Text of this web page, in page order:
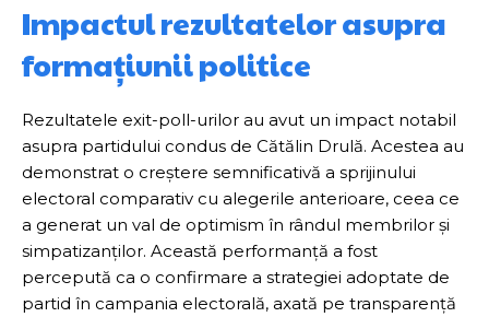
Impactul rezultatelor asupra
formațiunii politice
Rezultatele exit-poll-urilor au avut un impact notabil
asupra partidului condus de Cătălin Drulă. Acestea au
demonstrat o creștere semnificativă a sprijinului
electoral comparativ cu alegerile anterioare, ceea ce
a generat un val de optimism în rândul membrilor și
simpatizanților. Această performanță a fost
percepută ca o confirmare a strategiei adoptate de
partid în campania electorală, axată pe transparență